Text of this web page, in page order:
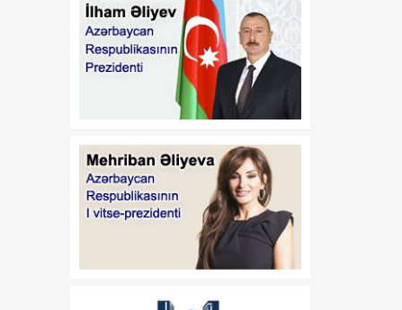
Görüşüxronoloji
ardıcıllıqla
08 Avqust
Vaşinqton görüşü
Azərbaycanın regional
məsələlərin həllində fəal
ŞƏRH
16:34
08 Avqust
Sabah havanın
temperaturu 40
dərəcəyədək yüksələcək
16:00
08 Avqust
Azərbaycan
15:37